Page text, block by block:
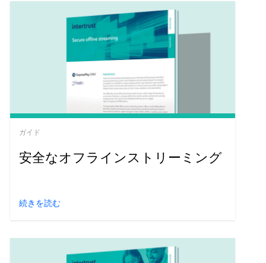
ガイド
安全なオフラインストリーミング
続きを読む